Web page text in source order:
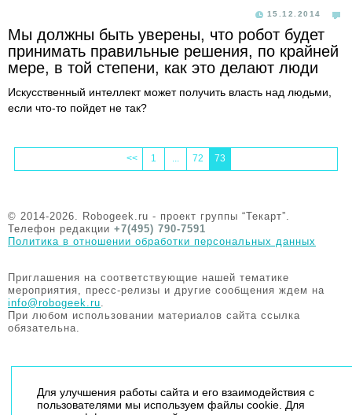
15.12.2014
Мы должны быть уверены, что робот будет
принимать правильные решения, по крайней
мере, в той степени, как это делают люди
Искусственный интеллект может получить власть над людьми,
если что-то пойдет не так?
<< 1 ... 72 73
© 2014-2026. Robogeek.ru - проект группы “Текарт”.
Телефон редакции +7(495) 790-7591
Политика в отношении обработки персональных данных
Приглашения на соответствующие нашей тематике
мероприятия, пресс-релизы и другие сообщения ждем на
info@robogeek.ru.
При любом использовании материалов сайта ссылка
обязательна.
Для улучшения работы сайта и его взаимодействия с
пользователями мы используем файлы cookie. Для